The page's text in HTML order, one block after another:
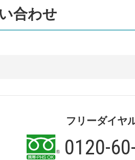
合わせ
フリーダイヤ
0120-